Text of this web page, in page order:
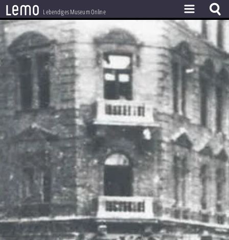
lemo Lebendiges Museum Online
ZEITSTRAHL
THEMEN
ZEITZEUGEN
BESTAND
LERNEN
PROJEKT